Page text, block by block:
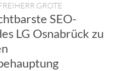
GROTE
SEO-
LG Osnabrück zu